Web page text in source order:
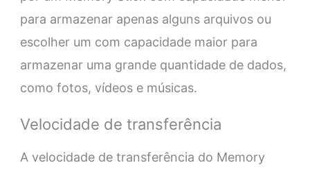
para armazenar apenas alguns arquivos ou
escolher um com capacidade maior para
armazenar uma grande quantidade de dados,
como fotos, vídeos e músicas.
Velocidade de transferência
A velocidade de transferência do Memory